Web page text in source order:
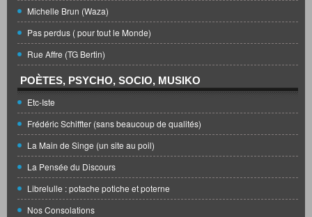
Michelle Brun (Waza)
Pas perdus ( pour tout le Monde)
Rue Affre (TG Bertin)
POÈTES, PSYCHO, SOCIO, MUSIKO
Etc-Iste
Frédéric Schiffter (sans beaucoup de qualités)
La Main de Singe (un site au poil)
La Pensée du Discours
Librelulle : potache potiche et poterne
Nos Consolations